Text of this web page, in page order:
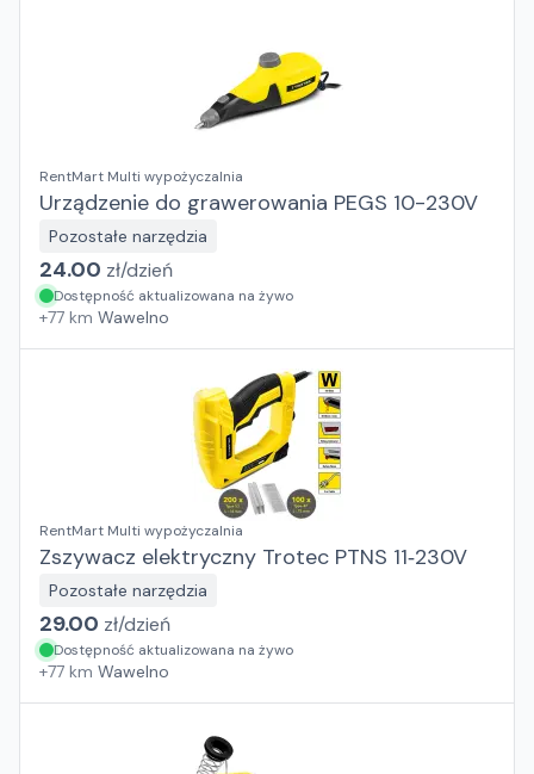
RentMart Multi wypożyczalnia
Urządzenie do grawerowania PEGS 10-230V
Pozostałe narzędzia
24.00 zł/dzień
Dostępność aktualizowana na żywo
+77 km Wawelno
RentMart Multi wypożyczalnia
Zszywacz elektryczny Trotec PTNS 11‑230V
Pozostałe narzędzia
29.00 zł/dzień
Dostępność aktualizowana na żywo
+77 km Wawelno